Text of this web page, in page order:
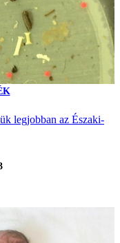
legjobban az Északi-